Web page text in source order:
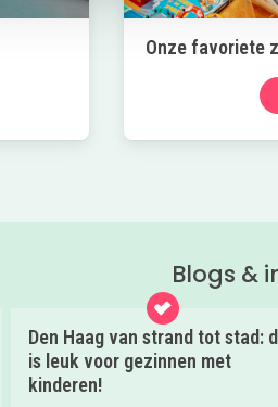
Onze favoriete
Blogs &
Den Haag van strand tot stad:
is leuk voor gezinnen met
kinderen!